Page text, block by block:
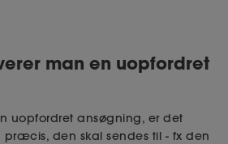
man en uopfordret
uopfordret ansøgning, er det
den skal sendes til - fx den